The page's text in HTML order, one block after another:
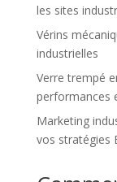
les sites
Vérins
industrielles
Verre trempé
performances
Marketing
vos stratégies